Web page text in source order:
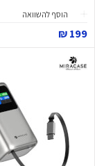
הוסף להשוואה
199 ₪